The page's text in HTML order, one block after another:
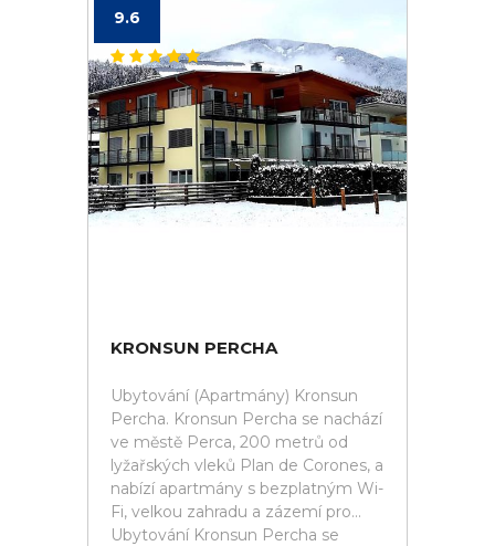
9.6
KRONSUN PERCHA
Ubytování (Apartmány) Kronsun
Percha. Kronsun Percha se nachází
ve městě Perca, 200 metrů od
lyžařských vleků Plan de Corones, a
nabízí apartmány s bezplatným Wi-
Fi, velkou zahradu a zázemí pro...
Ubytování Kronsun Percha se